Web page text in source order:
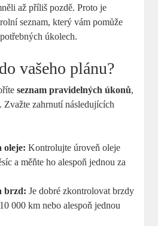
až příliš pozdě. Proto je
seznam, ‌který vám pomůže
úkolech.
vašeho plánu?
seznam pravidelných úkonů,
Zvažte zahrnutí následujících
⁣oleje: Kontrolujte úroveň oleje
‌a měňte ho ​alespoň jednou za
brzd: Je dobré zkontrolovat brzdy
000 km nebo alespoň jednou⁢